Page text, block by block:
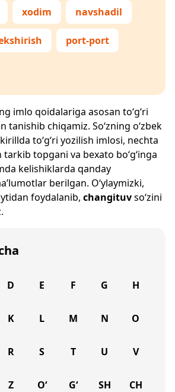
xodim navshadil
port-port
imlo qoidalariga asosan to‘g‘ri
tanishib chiqamiz. So‘zning o‘zbek
to‘g‘ri yozilish imlosi, nechta
topgani va bexato bo‘g‘inga
kelishiklarda qanday
berilgan. O‘ylaymizki,
foydalanib, changituvso‘zini
D E F G H
K L M N O
R S T U V
Z O‘ G‘ SH CH